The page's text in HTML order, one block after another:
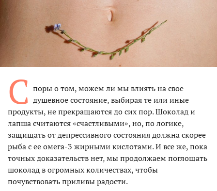
С поры о том, можем ли мы влиять на свое
душевное состояние, выбирая те или иные
продукты, не прекращаются до сих пор. Шоколад и
лапша считаются «счастливыми», но, по логике,
защищать от депрессивного состояния должна скорее
рыба с ее омега-3 жирными кислотами. И все же, пока
точных доказательств нет, мы продолжаем поглощать
шоколад в огромных количествах, чтобы
почувствовать приливы радости.